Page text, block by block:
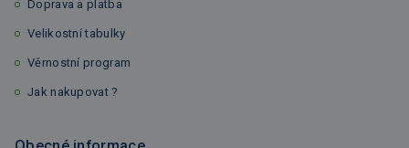
Doprava a platba
Velikostní tabulky
Věrnostní program
Jak nakupovat ?